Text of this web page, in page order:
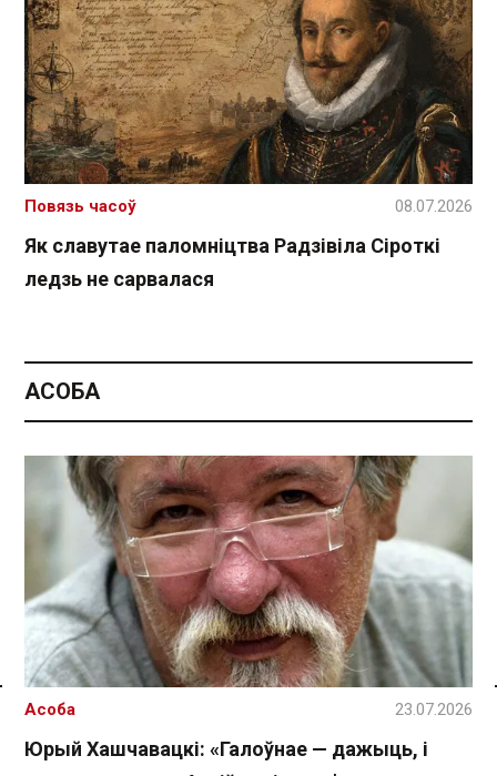
Спасылка без VPN
Як славутае паломніцтва Радзівіла Сіроткі
ледзь не сарвалася
Повязь часоў 08.07.2026
АСОБА
Юрый Хашчавацкі: «Галоўнае — дажыць, і
Асоба 23.07.2026